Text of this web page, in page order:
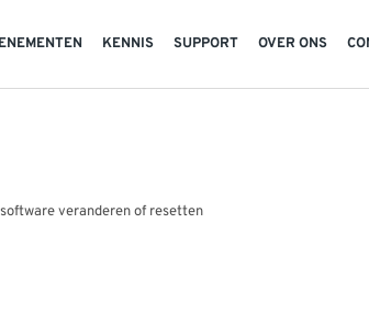
KENNIS SUPPORT OVER ONS
veranderen of resetten